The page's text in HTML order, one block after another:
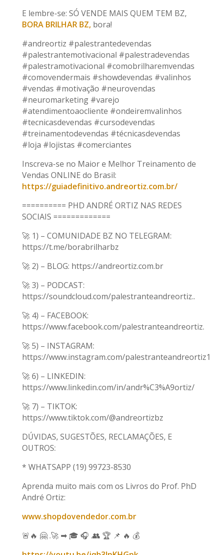
E lembre-se: SÓ VENDE MAIS QUEM TEM BZ,
BORA BRILHAR BZ,bora!
#andreortiz #palestrantedevendas
#palestrantemotivacional #palestradevendas
#palestramotivacional #comobrilharemvendas
#comovendermais #showdevendas #valinhos
#vendas #motivação #neurovendas
#neuromarketing #varejo
#atendimentoaocliente #ondeiremvalinhos
#tecnicasdevendas #cursodevendas
#treinamentodevendas #técnicasdevendas
#loja #lojistas #comerciantes
Inscreva-se no Maior e Melhor Treinamento de
Vendas ONLINE do Brasil:
https://guiadefinitivo.andreortiz.com.br/
========== PHD ANDRÉ ORTIZ NAS REDES
SOCIAIS =============
🚀 1) – COMUNIDADE BZ NO TELEGRAM:
https://t.me/borabrilharbz
🚀 2) – BLOG: https://andreortiz.com.br
🚀 3) – PODCAST:
https://soundcloud.com/palestranteandreortiz..
🚀 4) – FACEBOOK:
https://www.facebook.com/palestranteandreortiz.
🚀 5) – INSTAGRAM:
https://www.instagram.com/palestranteandreortiz1
🚀 6) – LINKEDIN:
https://www.linkedin.com/in/andr%C3%A9ortiz/
🚀 7) – TIKTOK:
https://www.tiktok.com/@andreortizbz
DÚVIDAS, SUGESTÕES, RECLAMAÇÕES, E
OUTROS:
* WHATSAPP (19) 99723-8530
Aprenda muito mais com os Livros do Prof. PhD
André Ortiz:
www.shopdovendedor.com.br
🚨🔥 🤗 .🚀 ➡ 🎓 🎧 .👥 🏆 📌 🔥 💰